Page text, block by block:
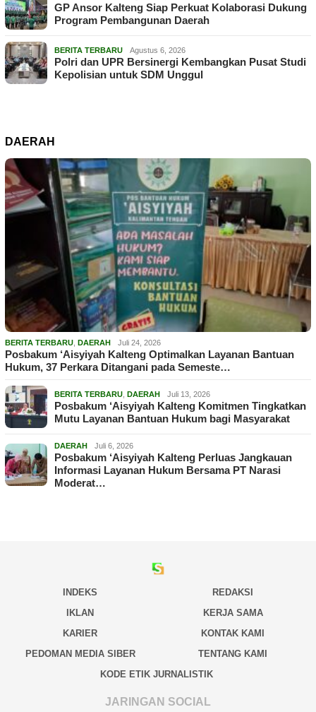
GP Ansor Kalteng Siap Perkuat Kolaborasi Dukung
Program Pembangunan Daerah
BERITA TERBARU Agustus 6, 2026
Polri dan UPR Bersinergi Kembangkan Pusat Studi
Kepolisian untuk SDM Unggul
DAERAH
BERITA TERBARU DAERAH Juli 24, 2026
Posbakum ‘Aisyiyah Kalteng Optimalkan Layanan Bantuan
Hukum, 37 Perkara Ditangani pada Semeste…
BERITA TERBARU DAERAH Juli 13, 2026
Posbakum ‘Aisyiyah Kalteng Komitmen Tingkatkan
Mutu Layanan Bantuan Hukum bagi Masyarakat
DAERAH Juli 6, 2026
Posbakum ‘Aisyiyah Kalteng Perluas Jangkauan
Informasi Layanan Hukum Bersama PT Narasi
Moderat…
INDEKS
REDAKSI
IKLAN
KERJA SAMA
KARIER
KONTAK KAMI
PEDOMAN MEDIA SIBER
TENTANG KAMI
KODE ETIK JURNALISTIK
JARINGAN SOCIAL